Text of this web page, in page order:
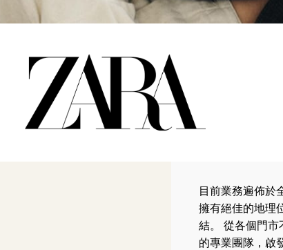
目前業務遍佈於
擁有絕佳的地理
結。 從各個門市
的專業團隊，啟